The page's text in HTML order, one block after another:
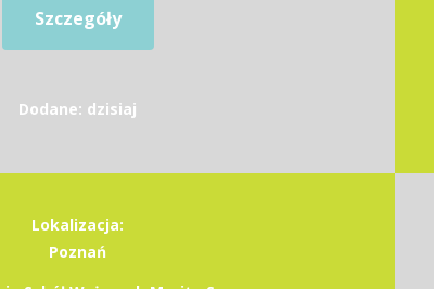
Szczegóły
Dodane: dzisiaj
Lokalizacja:
Poznań